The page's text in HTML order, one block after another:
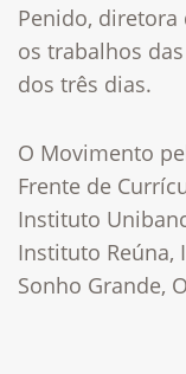
Penido,
os trabalhos
dos três dias.
O Movimento
Frente de
Instituto
Instituto
Sonho Grande,